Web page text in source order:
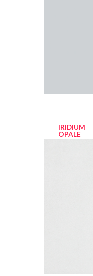
IRIDIUM
OPALE